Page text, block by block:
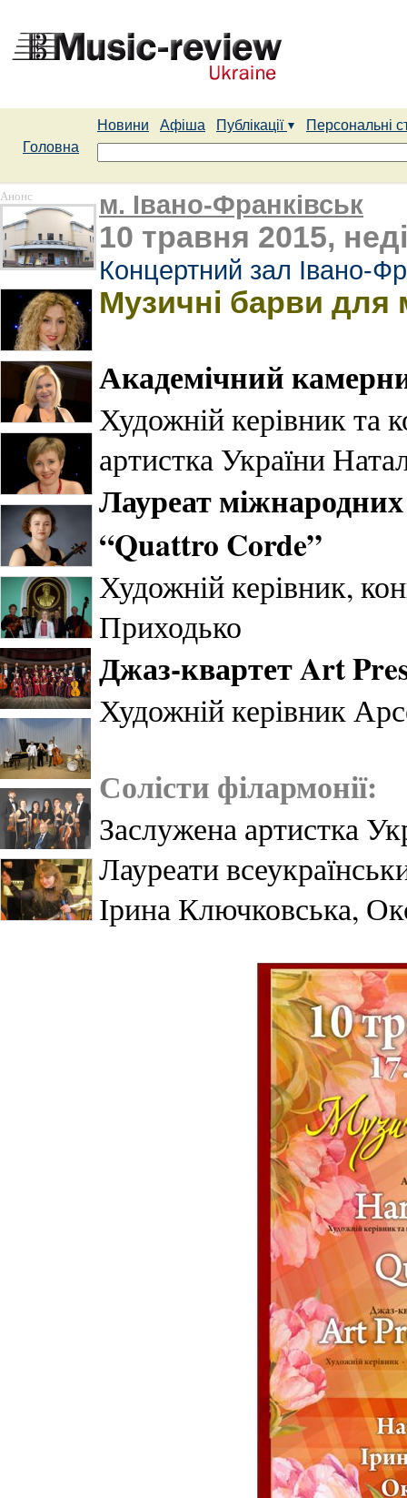
Новини Афіша Публікації
Персональні
Головна
Анонс м. Івано-Франківськ
10 травня 2015,
Концертний зал Івано-
Музичні барви для
Академічний
Художній керівник та
артистка України
Лауреат
“Quattro Corde”
Художній керівник,
Приходько
Джаз-квартет Art
Художній керівник
Солісти філармонії:
Заслужена артистка
Лауреати
Ірина Ключковська,